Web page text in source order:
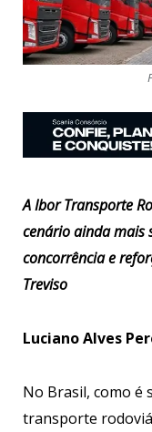
A Ibor Transporte
cenário ainda mais
concorrência e
Treviso
Luciano Alves
No Brasil, como é
transporte